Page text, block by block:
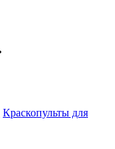
Краскопульты для